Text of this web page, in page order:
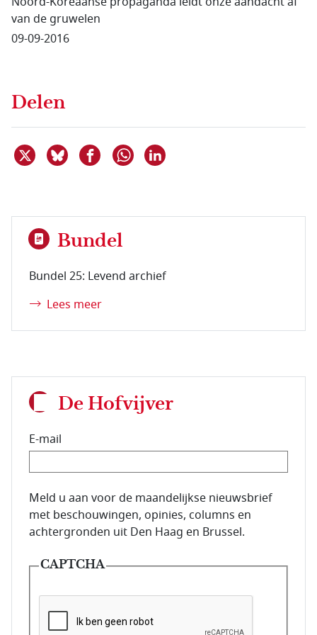
van de gruwelen
09-09-2016
Delen
Deel dit item op X
Deel dit item op Bluesky
Deel dit item op Facebook
Delen via WhatsApp
Bundel
Bundel 25: Levend archief
Lees meer
De Hofvijver
E-mail
E-mailadres van de abonnee.
Meld u aan voor de maandelijkse nieuwsbrief
met beschouwingen, opinies, columns en
achtergronden uit Den Haag en Brussel.
CAPTCHA